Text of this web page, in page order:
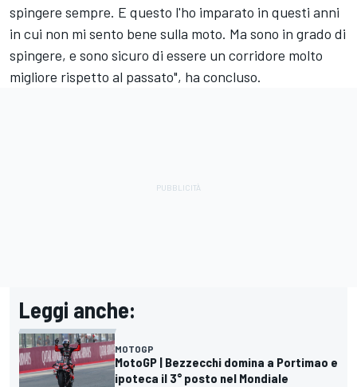
spingere sempre. E questo l'ho imparato in questi anni
in cui non mi sento bene sulla moto. Ma sono in grado di
spingere, e sono sicuro di essere un corridore molto
migliore rispetto al passato", ha concluso.
Leggi anche:
MOTOGP
MotoGP | Bezzecchi domina a Portimao e
ipoteca il 3° posto nel Mondiale